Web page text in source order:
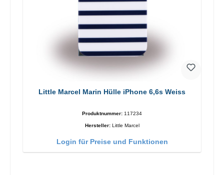
Little Marcel Marin Hülle iPhone 6,6s Weiss
Produktnummer: 117234
Hersteller: Little Marcel
Login für Preise und Funktionen